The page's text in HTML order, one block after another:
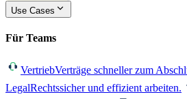
Use Cases
Für Teams
VertriebVerträge schneller zum
LegalRechtssicher und effizient arbeiten.